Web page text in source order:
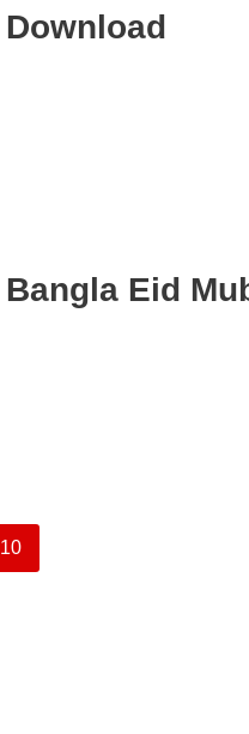
Download
Bangla Eid
10